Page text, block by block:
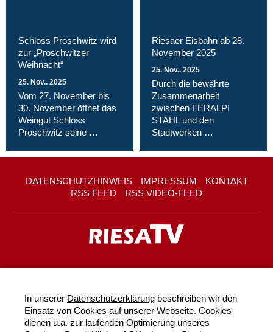
Schloss Proschwitz wird
zur „Proschwitzer
Weihnacht“
25. Nov.. 2025
Vom 27. November bis
30. November öffnet das
Weingut Schloss
Proschwitz seine …
Riesaer Eisbahn ab 28.
November 2025
25. Nov.. 2025
Durch die bewährte
Zusammenarbeit
zwischen FERALPI
STAHL und den
Stadtwerken …
DATENSCHUTZHINWEIS IMPRESSUM
KONTAKT
RSS FEED
RSS VIDEO-FEED
In unserer Datenschutzerklärung beschreiben wir den
Einsatz von Cookies auf unserer Webseite. Cookies
dienen u.a. zur laufenden Optimierung unseres